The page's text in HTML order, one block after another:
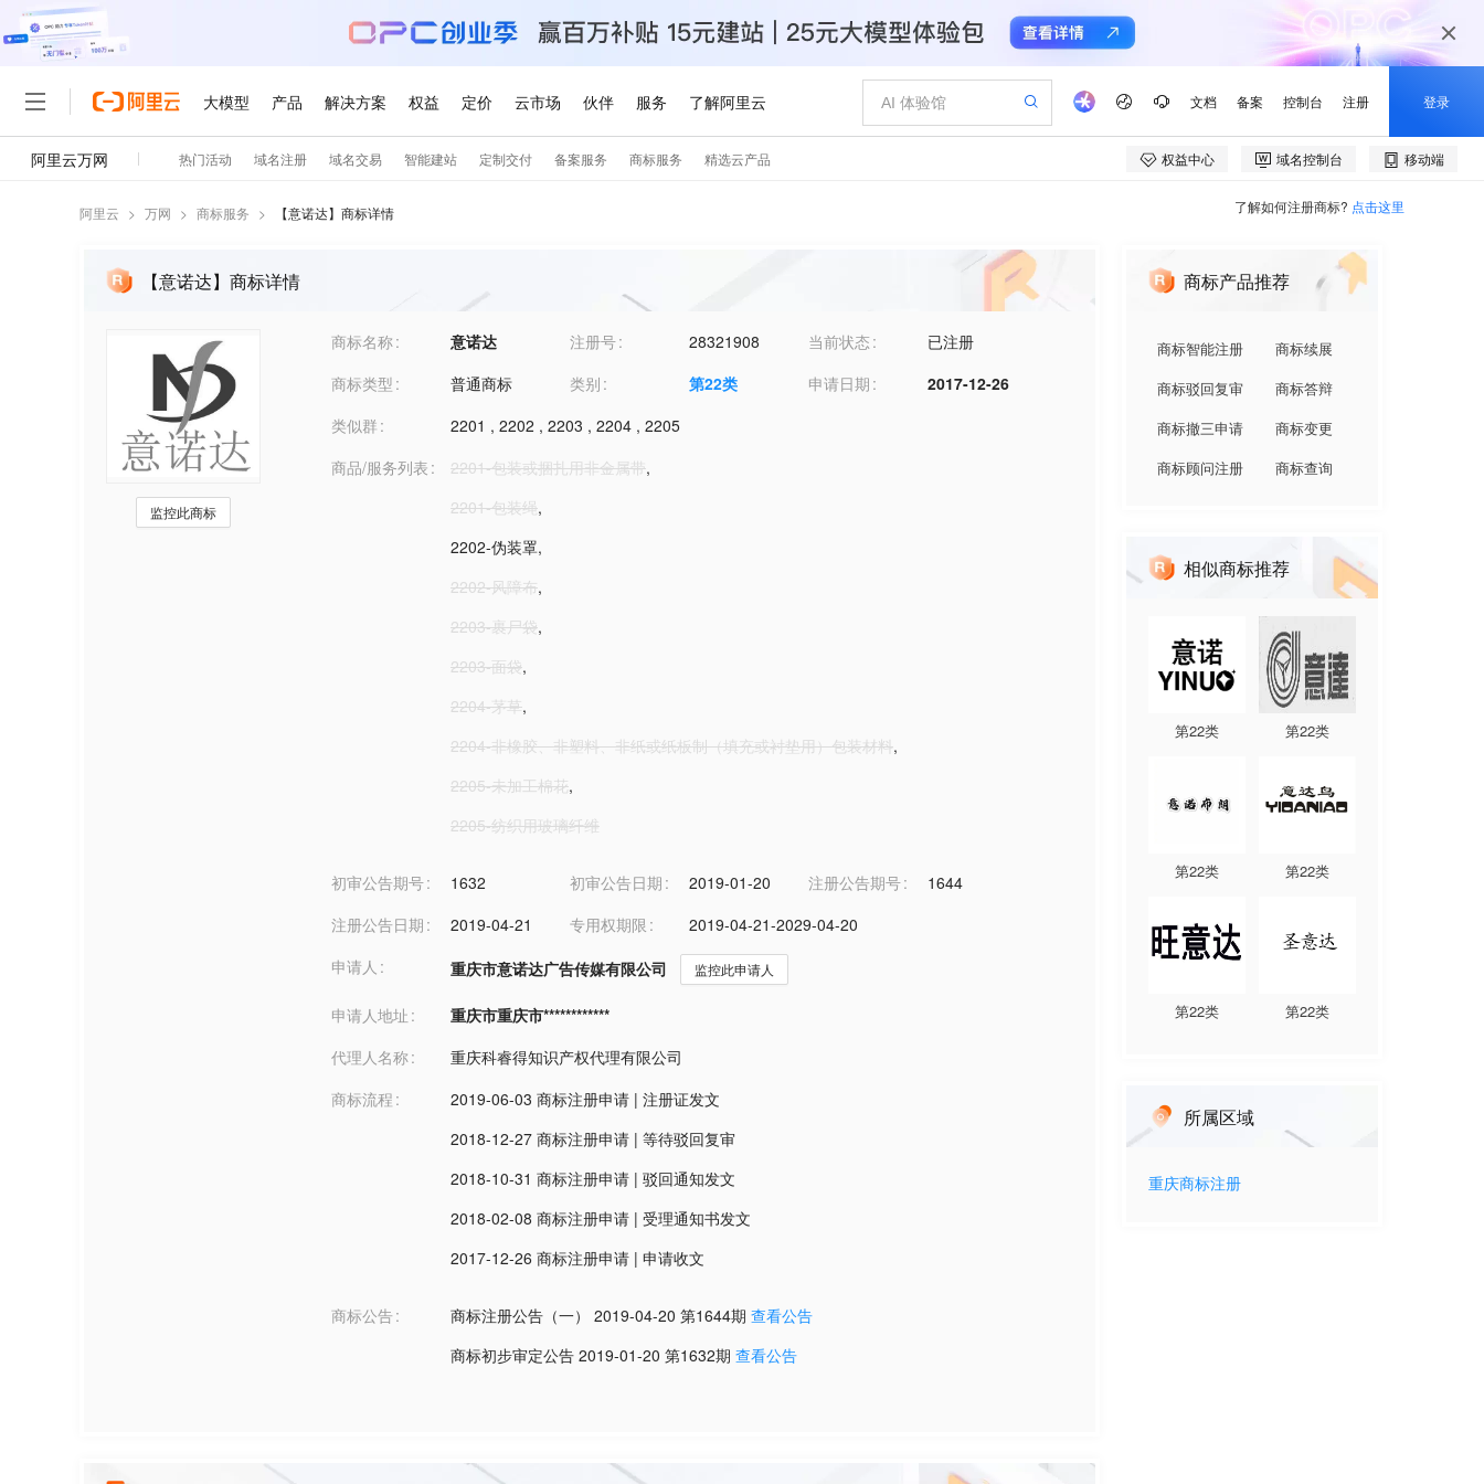
阿里云 > 万网 > 商标服务 > 【意诺达】商标详情 了解如何注册商标? 点击这里
【意诺达】商标详情
监控此商标
商标名称 意诺达 注册号 28321908 当前状态
已注册
商标类型
普通商标 类别 第22类 申请日期
2017-12-26
类似群
2201 , 2202 , 2203 , 2204 , 2205
商品/服务列表
2201-包装或捆扎用非金属带,
2201-包装绳,
2202-伪装罩,
2202-风障布,
2203-裹尸袋,
2203-面袋,
2204-茅草,
2204-非橡胶、非塑料、非纸或纸板制（填充或衬垫用）包装材料,
2205-未加工棉花,
2205-纺织用玻璃纤维
初审公告期号 1632 初审公告日期 2019-01-20 注册公告期号
1644
注册公告日期
2019-04-21 专用权期限
2019-04-21-2029-04-20
申请人
重庆市意诺达广告传媒有限公司 监控此申请人
申请人地址
重庆市重庆市************
代理人名称
重庆科睿得知识产权代理有限公司
商标流程
2019-06-03 商标注册申请 | 注册证发文
2018-12-27 商标注册申请 | 等待驳回复审
2018-10-31 商标注册申请 | 驳回通知发文
2018-02-08 商标注册申请 | 受理通知书发文
2017-12-26 商标注册申请 | 申请收文
商标公告 商标注册公告（一） 2019-04-20 第1644期 查看公告
商标初步审定公告 2019-01-20 第1632期 查看公告
商标产品推荐
商标智能注册
商标续展
商标驳回复审
商标答辩
商标撤三申请
商标变更
商标顾问注册
商标查询
相似商标推荐
第22类 第22类
第22类 第22类
第22类 第22类
所属区域
重庆商标注册